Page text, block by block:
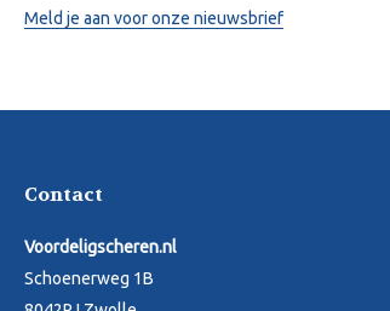
Meld je aan voor onze nieuwsbrief
Contact
Voordeligscheren.nl
Schoenerweg 1B